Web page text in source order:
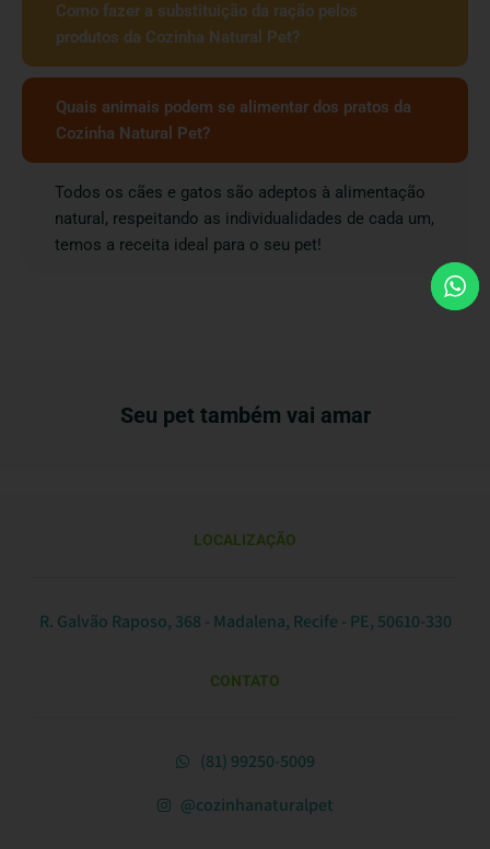
Como fazer a substituição da ração pelos
produtos da Cozinha Natural Pet?
Quais animais podem se alimentar dos pratos da
Cozinha Natural Pet?
Todos os cães e gatos são adeptos à alimentação
natural, respeitando as individualidades de cada um,
temos a receita ideal para o seu pet!
Seu pet também vai amar
LOCALIZAÇÃO
R. Galvão Raposo, 368 - Madalena, Recife - PE, 50610-330
CONTATO
(81) 99250-5009
@cozinhanaturalpet